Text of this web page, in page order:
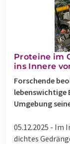
Proteine im
ins Innere
Forschende
lebenswichtige
Umgebung
05.12.2025 - Im
dichtes